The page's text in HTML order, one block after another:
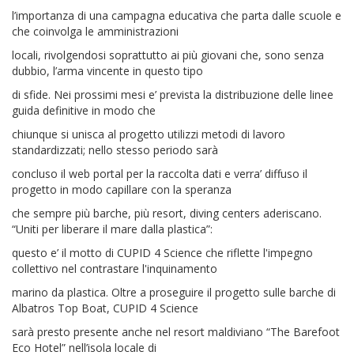
l’importanza di una campagna educativa che parta dalle scuole e
che coinvolga le amministrazioni
locali, rivolgendosi soprattutto ai più giovani che, sono senza
dubbio, l’arma vincente in questo tipo
di sfide. Nei prossimi mesi e’ prevista la distribuzione delle linee
guida definitive in modo che
chiunque si unisca al progetto utilizzi metodi di lavoro
standardizzati; nello stesso periodo sarà
concluso il web portal per la raccolta dati e verra’ diffuso il
progetto in modo capillare con la speranza
che sempre più barche, più resort, diving centers aderiscano.
“Uniti per liberare il mare dalla plastica”:
questo e’ il motto di CUPID 4 Science che riflette l'impegno
collettivo nel contrastare l'inquinamento
marino da plastica. Oltre a proseguire il progetto sulle barche di
Albatros Top Boat, CUPID 4 Science
sarà presto presente anche nel resort maldiviano “The Barefoot
Eco Hotel” nell’isola locale di